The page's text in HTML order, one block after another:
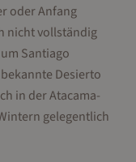
oder Anfang
nicht vollständig
Santiago
Desierto
in der Atacama-
gelegentlich